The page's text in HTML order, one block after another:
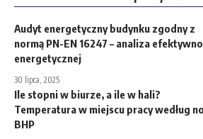
Audyt energetyczny budynku zgodny z
normą PN-EN 16247 – analiza
energetycznej
30 lipca, 2025
Ile stopni w biurze, a ile w hali?
Temperatura w miejscu pracy według
BHP